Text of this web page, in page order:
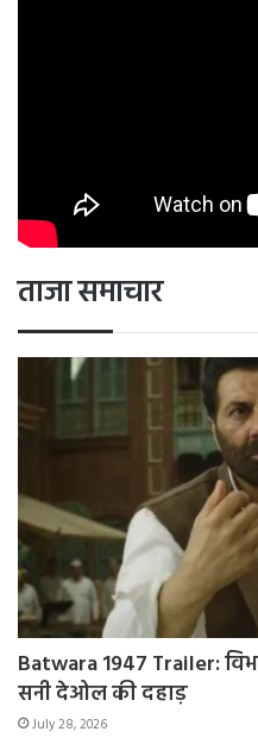
ताजा समाचार
Batwara 1947 Trailer:
सनी देओल की दहाड़
July 28, 2026